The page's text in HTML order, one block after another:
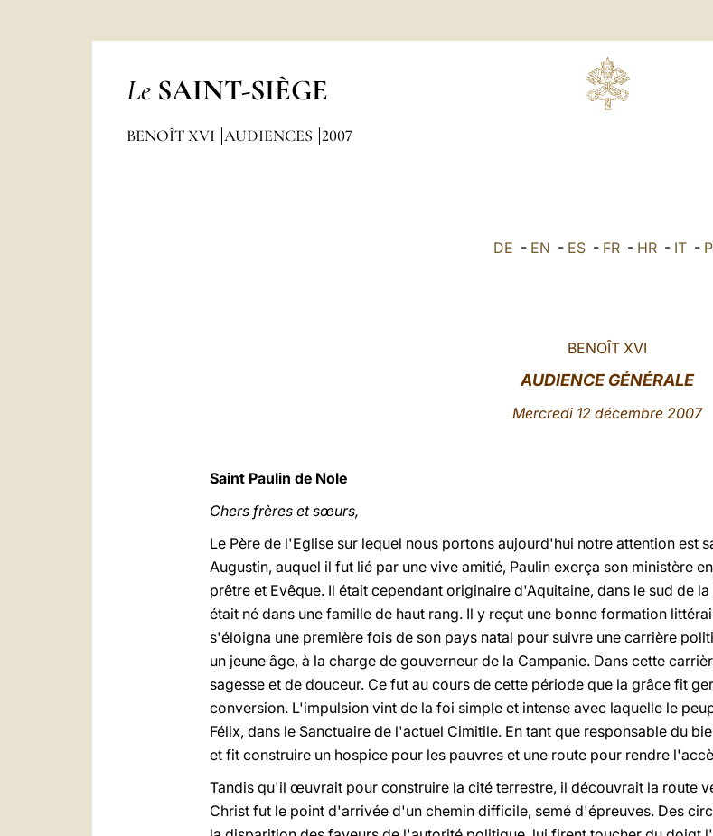
Le SAINT-SIÈGE
BENOÎT XVI AUDIENCES 2007
DE - EN - ES- FR- HR- IT-
BENOÎT XVI
AUDIENCE GÉNÉRALE
Mercredi 12 décembre 2007
Saint Paulin de Nole
Chers frères et sœurs,
Le Père de l'Eglise sur lequel nous portons aujourd'hui notre attention est
Augustin, auquel il fut lié par une vive amitié, Paulin exerça son ministère
prêtre et Evêque. Il était cependant originaire d'Aquitaine, dans le sud de
était né dans une famille de haut rang. Il y reçut une bonne formation
s'éloigna une première fois de son pays natal pour suivre une carrière
un jeune âge, à la charge de gouverneur de la Campanie. Dans cette
sagesse et de douceur. Ce fut au cours de cette période que la grâce fit
conversion. L'impulsion vint de la foi simple et intense avec laquelle le
Félix, dans le Sanctuaire de l'actuel Cimitile. En tant que responsable du
et fit construire un hospice pour les pauvres et une route pour rendre
Tandis qu'il œuvrait pour construire la cité terrestre, il découvrait la route
Christ fut le point d'arrivée d'un chemin difficile, semé d'épreuves. Des